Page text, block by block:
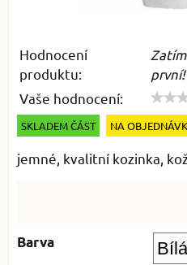
Hodnocení
produktu:
první!
Vaše hodnocení:
SKLADEM ČÁST NA
jemné, kvalitní kozinka,
Barva